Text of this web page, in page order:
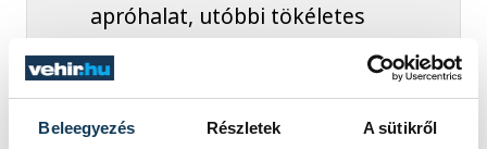
Beleegyezés Részletek A sütikről
apróhalat, utóbbi tökéletes
sörkorcsolyának is.